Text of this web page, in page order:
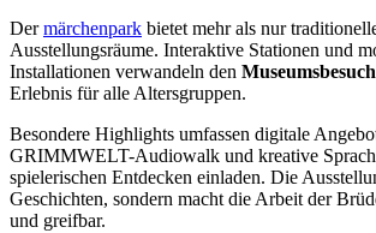
Dermärchenpark bietet mehr als nur
Ausstellungsräume. Interaktive Stationen und
Installationen verwandeln den Museumsbesuch
Erlebnis für alle Altersgruppen.
Besondere Highlights umfassen digitale
GRIMMWELT-Audiowalk und kreative
spielerischen Entdecken einladen. Die
Geschichten, sondern macht die Arbeit der
und greifbar.